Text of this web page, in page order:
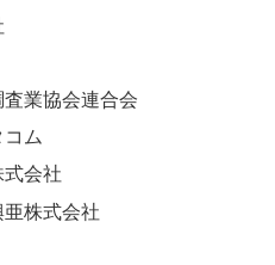
業協会連合会
ム
式会社
株式会社